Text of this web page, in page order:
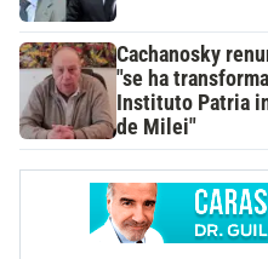
Cachanosky
"se ha
Instituto Patria
de Milei"